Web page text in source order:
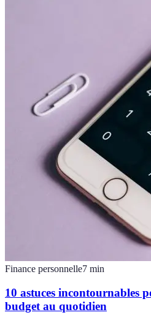
Finance personnelle7 min
10 astuces incontournables
budget au quotidien